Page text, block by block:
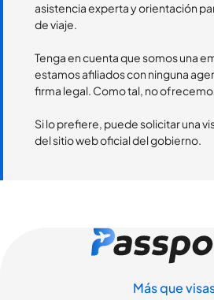
asistencia experta y orientación
de viaje.
Tenga en cuenta que somos una
estamos afiliados con ninguna
firma legal. Como tal, no
Si lo prefiere, puede solicitar una
del sitio web oficial del gobierno.
Más que